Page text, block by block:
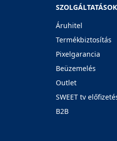
SZOLGÁLTATÁSOK
Áruhitel
Termékbiztosítás
Pixelgarancia
Beüzemelés
Outlet
SWEET tv
B2B